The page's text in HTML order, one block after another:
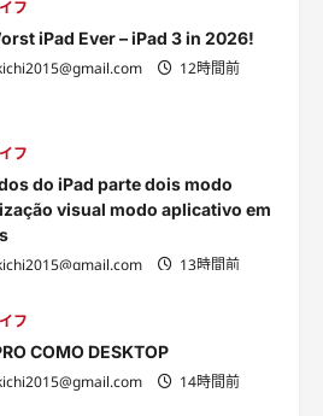
1日前
0
フ
iPad Ever – iPad 3 in 2026!
12時間前
フ
do iPad parte dois modo
visual modo aplicativo em
13時間前
フ
COMO DESKTOP
14時間前